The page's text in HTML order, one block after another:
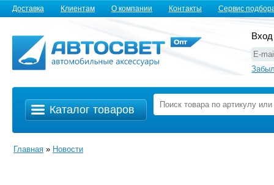
Доставка Клиентам О компании Контакты Сервис
Каталог товаров
Главная » Новости